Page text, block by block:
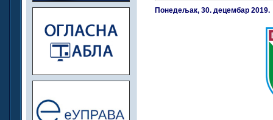
Понедељак, 30. децембар 2019.